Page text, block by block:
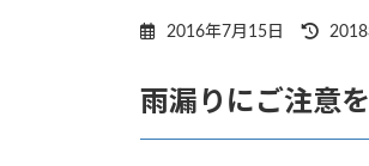
2016年7月15日
最
新
雨漏りにご注意